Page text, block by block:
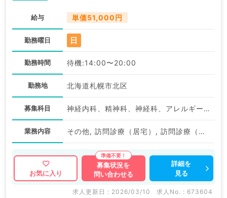
給与 単価51,000円
勤務曜日 日
勤務時間 待機:14:00〜20:00
勤務地 北海道札幌市北区
募集科目 神経内科、精神科、神経科、アレルギー科、リウマチ科、小児科、整形外科、形成外科、美容外科、脳神経外科、呼吸器外科、心臓血管外科、小児外科、皮膚科、泌尿器科、産婦人科、産科、婦人科、眼科、耳鼻咽喉科、気管食道科、放射線科、リハビリテーション科、麻酔科、ペインクリニック、人工透析科、緩和ケア科、一般内科、循環器内科、呼吸器内科、消化器内科、内分泌・代謝内科、腎臓内科、老年内科、外科系全般、一般外科、消化器外科、乳腺外科、総合診療科、美容皮膚科、健診・人間ドック、救急科・ＩＣＵ、病理科、基礎医学系、膠原病科、スポーツ整形外科、大腸・肛門外科、産業医、脊髄・脊椎外科
業務内容 その他, 訪問診療（居宅）, 訪問診療（居宅）, 待機, その他
お気に入り
募集状況を
問い合わせる
詳細を
見る
求人更新日 : 2026/03/10 求人No. : 673604